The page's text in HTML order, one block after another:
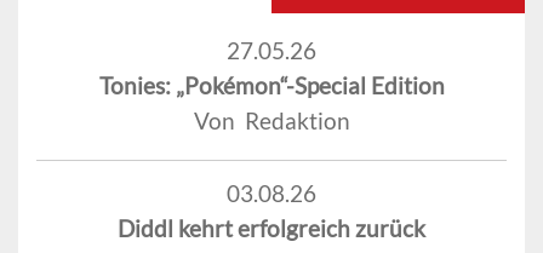
27.05.26
Tonies: „Pokémon“-Special Edition
Von Redaktion
03.08.26
Diddl kehrt erfolgreich zurück